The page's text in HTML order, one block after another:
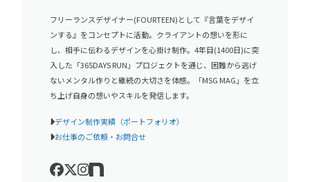
フリーランスデザイナー(FOURTEEN)として『言葉をデザイ
ンする』をコンセプトに活動。クライアントの想いを形に
し、相手に伝わるデザインを心掛け制作。4年目(1400日)に突
入した「365DAYS RUN」プロジェクトを通じ、困難から逃げ
ないメンタル作りと継続の大切さを体感。「MSG MAG」を立
ち上げ自身の想いやスキルを発信します。
デザイン制作実績（ポートフォリオ）
お仕事のご依頼・お問合せ